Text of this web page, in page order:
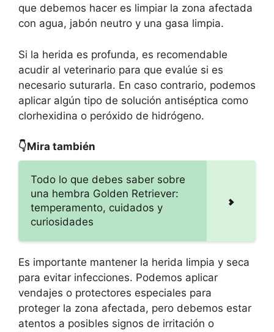
que debemos hacer es limpiar la zona afectada
con agua, jabón neutro y una gasa limpia.
Si la herida es profunda, es recomendable
acudir al veterinario para que evalúe si es
necesario suturarla. En caso contrario, podemos
aplicar algún tipo de solución antiséptica como
clorhexidina o peróxido de hidrógeno.
👇Mira también
Todo lo que debes saber sobre
una hembra Golden Retriever:
temperamento, cuidados y
curiosidades
Es importante mantener la herida limpia y seca
para evitar infecciones. Podemos aplicar
vendajes o protectores especiales para
proteger la zona afectada, pero debemos estar
atentos a posibles signos de irritación o